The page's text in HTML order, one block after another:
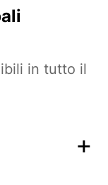
in tutto il